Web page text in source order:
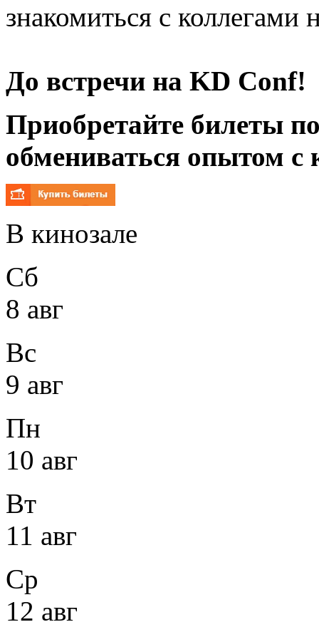
знакомиться с коллегами
До встречи на KD Conf!
Приобретайте билеты
обмениваться опытом с
В кинозале
Сб
8 авг
Вс
9 авг
Пн
10 авг
Вт
11 авг
Ср
12 авг